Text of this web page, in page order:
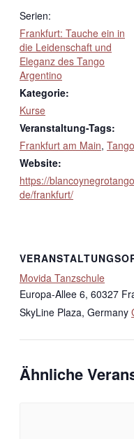
Serien:
Frankfurt: Tauche ein in
die Leidenschaft und
Eleganz des Tango
Argentino
Kategorie:
Kurse
Veranstaltung-Tags:
Frankfurt am Main, Tango
Website:
https://
de/frankfurt/
Movida Tanzschule
Europa-Allee 6, 60327
SkyLine Plaza, Germany
Ähnliche